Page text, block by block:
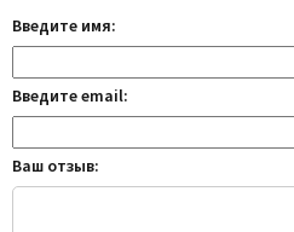
Введите имя:
Введите email:
Ваш отзыв: